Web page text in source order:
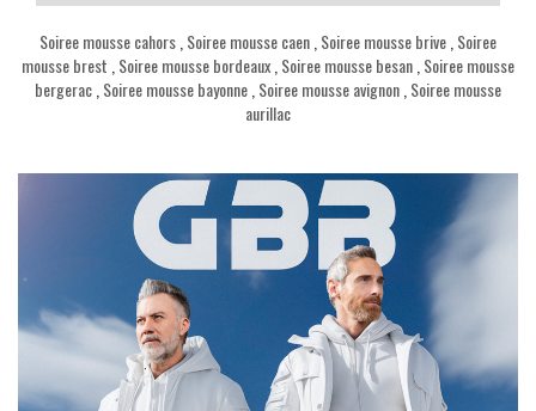
Soiree mousse cahors Soiree mousse caen Soiree mousse brive Soiree
mousse brest Soiree mousse bordeaux Soiree mousse besan Soiree mousse
bergerac Soiree mousse bayonne Soiree mousse avignon Soiree mousse
aurillac